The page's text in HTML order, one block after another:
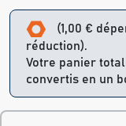
(1,00 €
réduction).
Votre panier
convertis en un